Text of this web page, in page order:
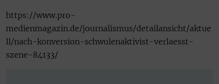
https://www.pro-
medienmagazin.de/journalismus/detailansicht/aktue
ll/nach-konversion-schwulenaktivist-verlaesst-
szene-84133/